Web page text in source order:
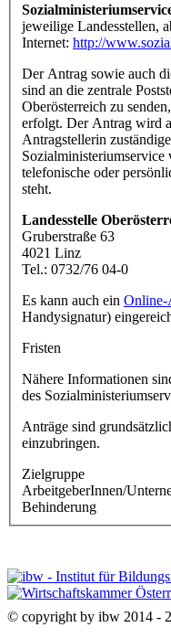
jeweilige Landesstellen,
Internet: http://
Der Antrag sowie auch
sind an die zentrale
Oberösterreich zu
erfolgt. Der Antrag wird
Antragstellerin
telefonische oder
steht.
Landesstelle
Gruberstraße 63
4021 Linz
Tel.: 0732/76 04-0
Es kann auch ein Online-
Handysignatur)
Fristen
Nähere Informationen
des
Anträge sind
einzubringen.
Zielgruppe
ArbeitgeberInnen/
Behinderung
© copyright by ibw 2014 -